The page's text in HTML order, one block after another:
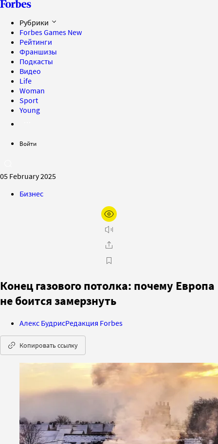
Рубрики
Forbes Games New
Рейтинги
Франшизы
Подкасты
Видео
Life
Woman
Sport
Young
Войти
05 February 2025
Бизнес
Конец газового потолка: почему Европа
не боится замерзнуть
Алекс БудрисРедакция Forbes
Копировать ссылку